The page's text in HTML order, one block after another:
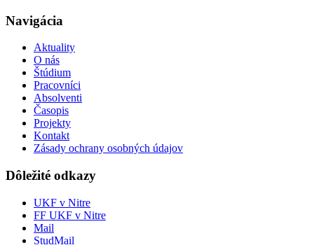
Navigácia
Aktuality
O nás
Štúdium
Pracovníci
Absolventi
Časopis
Projekty
Kontakt
Zásady ochrany osobných údajov
Dôležité odkazy
UKF v Nitre
FF UKF v Nitre
Mail
StudMail